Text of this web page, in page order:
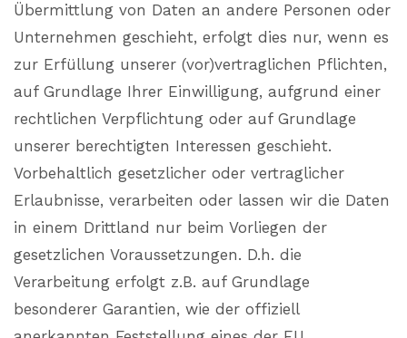
Übermittlung von Daten an andere Personen oder
Unternehmen geschieht, erfolgt dies nur, wenn es
zur Erfüllung unserer (vor)vertraglichen Pflichten,
auf Grundlage Ihrer Einwilligung, aufgrund einer
rechtlichen Verpflichtung oder auf Grundlage
unserer berechtigten Interessen geschieht.
Vorbehaltlich gesetzlicher oder vertraglicher
Erlaubnisse, verarbeiten oder lassen wir die Daten
in einem Drittland nur beim Vorliegen der
gesetzlichen Voraussetzungen. D.h. die
Verarbeitung erfolgt z.B. auf Grundlage
besonderer Garantien, wie der offiziell